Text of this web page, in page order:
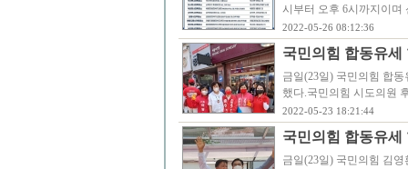
시부터 오후 6시까지이
2022-05-26 08:12:36
국민의힘 합동유
금일(23일) 국민의힘 합
했다.국민의힘 시도의원
2022-05-23 18:21:44
국민의힘 합동유
금일(23일) 국민의힘 김